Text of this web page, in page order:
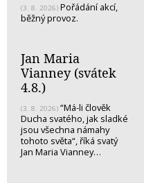
(3. 8. 2026) Pořádání akcí,
běžný provoz.
Jan Maria
Vianney (svátek
4.8.)
(3. 8. 2026) “Má-li člověk
Ducha svatého, jak sladké
jsou všechna námahy
tohoto světa“, říká svatý
Jan Maria Vianney…